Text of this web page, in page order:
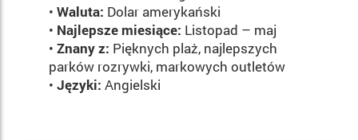
•Waluta: Dolar amerykański
• Najlepsze miesiące: Listopad – maj
•Znany z: Pięknych plaż, najlepszych
parków rozrywki, markowych outletów
•Języki: Angielski